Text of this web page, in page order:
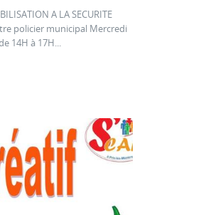
A LA SECURITE
policier municipal Mercredi
14H à 17H...